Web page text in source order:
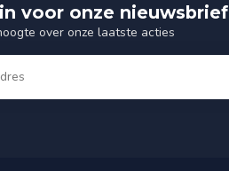
voor onze nieuwsbrief
over onze laatste acties